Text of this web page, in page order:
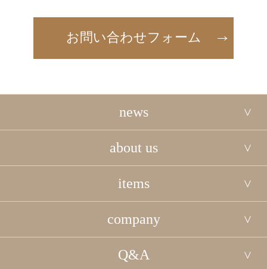
お問い合わせフォーム
news
about us
items
company
Q&A